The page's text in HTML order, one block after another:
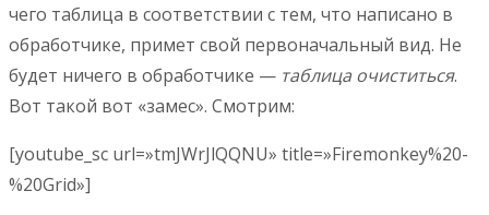
чего таблица в соответствии с тем, что написано в
обработчике, примет свой первоначальный вид. Не
будет ничего в обработчике — таблица очиститься.
Вот такой вот «замес». Смотрим:
[youtube_sc url=»tmJWrJlQQNU» title=»Firemonkey%20-
%20Grid»]